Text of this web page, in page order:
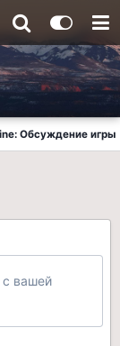
Обсуждение игры
с вашей